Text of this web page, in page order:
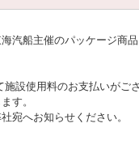
汽船主催のパッケージ商
設使用料のお支払いがござ
す。
宛へお知らせください。